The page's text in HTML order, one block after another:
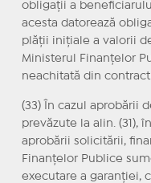
obligații a
acesta datorează
plății inițiale a valorii
Ministerul Finanțelor
neachitată din
(33) În cazul aprobării
prevăzute la alin. (31),
aprobării solicitării,
Finanțelor Publice
executare a garanției,